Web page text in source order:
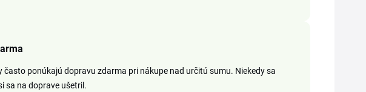
často ponúkajú dopravu zdarma pri nákupe nad určitú sumu. Niekedy sa
sa na doprave ušetril.